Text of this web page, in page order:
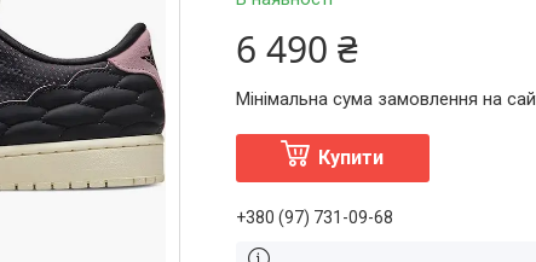
6 490 ₴
Мінімальна сума замовлення на
Купити
+380 (97) 731-09-68